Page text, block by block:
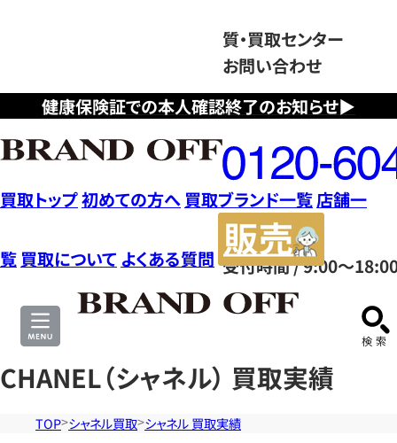
健康保険証での本人確認終了のお知らせ▶
質・買取センター
お問い合わせ
フ
リ
ー
ダ
イ
ヤ
ル
0120604117
受付時間 / 9:00～
買取トップ初めての方へ 買取ブランド一覧店舗一
覧 買取について よくある質問
サ
CHANEL（シャネル） 買取実績
TOP シャネル買取 シャネル 買取実績